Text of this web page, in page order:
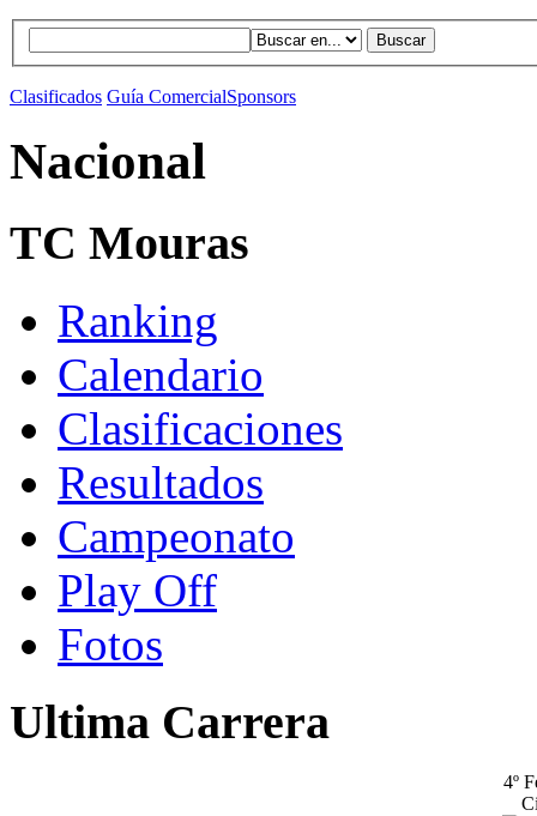
Buscar
Clasificados Guía ComercialSponsors
Nacional
TC Mouras
Ranking
Calendario
Clasificaciones
Resultados
Campeonato
Play Off
Fotos
Ultima Carrera
4º